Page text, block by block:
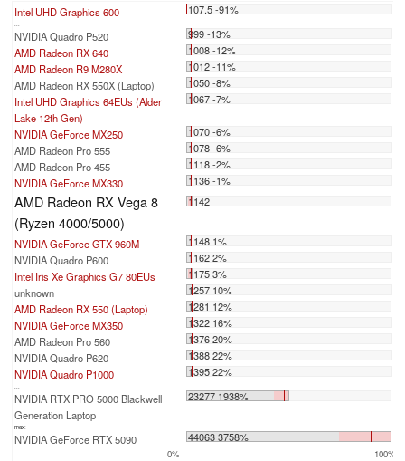
Intel UHD Graphics 600 107.5 -91%
...
NVIDIA Quadro P520
999 -13%
AMD Radeon RX 640
1008 -12%
AMD Radeon R9 M280X
1012 -11%
AMD Radeon RX 550X (Laptop)
1050 -8%
Intel UHD Graphics 64EUs (Alder
Lake 12th Gen)
1067 -7%
NVIDIA GeForce MX250
1070 -6%
AMD Radeon Pro 555
1078 -6%
AMD Radeon Pro 455
1118 -2%
NVIDIA GeForce MX330
1136 -1%
AMD Radeon RX Vega 8
(Ryzen 4000/5000)
1142
NVIDIA GeForce GTX 960M
1148 1%
NVIDIA Quadro P600
1162 2%
Intel Iris Xe Graphics G7 80EUs
1175 3%
unknown
1257 10%
AMD Radeon RX 550 (Laptop)
1281 12%
NVIDIA GeForce MX350
1322 16%
AMD Radeon Pro 560
1376 20%
NVIDIA Quadro P620
1388 22%
NVIDIA Quadro P1000
1395 22%
...
NVIDIA RTX PRO 5000 Blackwell
Generation Laptop
23277 1938%
max:
NVIDIA GeForce RTX 5090 44063 3758%
0% 100%